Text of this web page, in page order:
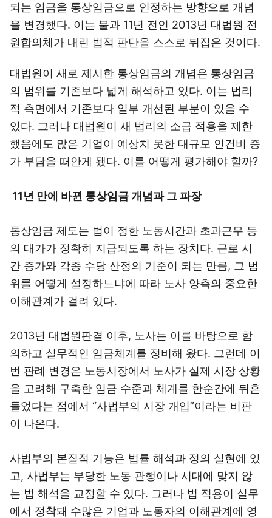
되는 임금을 통상임금으로 인정하는 방향으로 개념
을 변경했다. 이는 불과 11년 전인 2013년 대법원 전
원합의체가 내린 법적 판단을 스스로 뒤집은 것이다.
대법원이 새로 제시한 통상임금의 개념은 통상임금
의 범위를 기존보다 넓게 해석하고 있다. 이는 법리
적 측면에서 기존보다 일부 개선된 부분이 있을 수
있다. 그러나 대법원이 새 법리의 소급 적용을 제한
했음에도 많은 기업이 예상치 못한 대규모 인건비 증
가 부담을 떠안게 됐다. 이를 어떻게 평가해야 할까?
11년 만에 바뀐 통상임금 개념과 그 파장
통상임금 제도는 법이 정한 노동시간과 초과근무 등
의 대가가 정확히 지급되도록 하는 장치다. 근로 시
간 증가와 각종 수당 산정의 기준이 되는 만큼, 그 범
위를 어떻게 설정하느냐에 따라 노사 양측의 중요한
이해관계가 걸려 있다.
2013년 대법원판결 이후, 노사는 이를 바탕으로 합
의하고 실무적인 임금체계를 정비해 왔다. 그런데 이
번 판례 변경은 노동시장에서 노사가 실제 시장 상황
을 고려해 구축한 임금 수준과 체계를 한순간에 뒤흔
들었다는 점에서 “사법부의 시장 개입”이라는 비판
이 나온다.
사법부의 본질적 기능은 법률 해석과 정의 실현에 있
고, 사법부는 부당한 노동 관행이나 시대에 맞지 않
는 법 해석을 교정할 수 있다. 그러나 법 적용이 실무
에서 정착돼 수많은 기업과 노동자의 이해관계에 영